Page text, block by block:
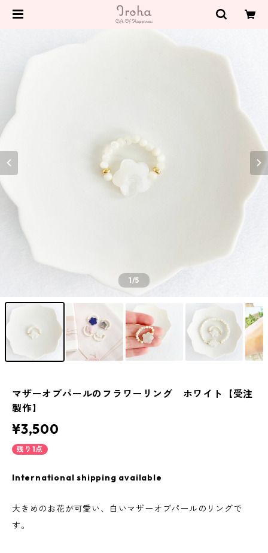
1/5
マザーオブパールのフラワーリング ホワイト【受注
製作】
¥3,500
残り1点
International shipping available
大きめのお花が可愛い、白いマザーオブパールのリングで
す。